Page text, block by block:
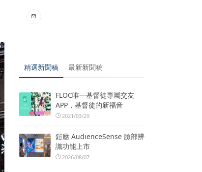
精選新聞稿 最新新聞稿
FLOC唯一基督徒專屬交友
APP，基督徒的新福音
2021/03/29
鎧應 AudienceSense 臉部辨
識功能上市
2026/08/07